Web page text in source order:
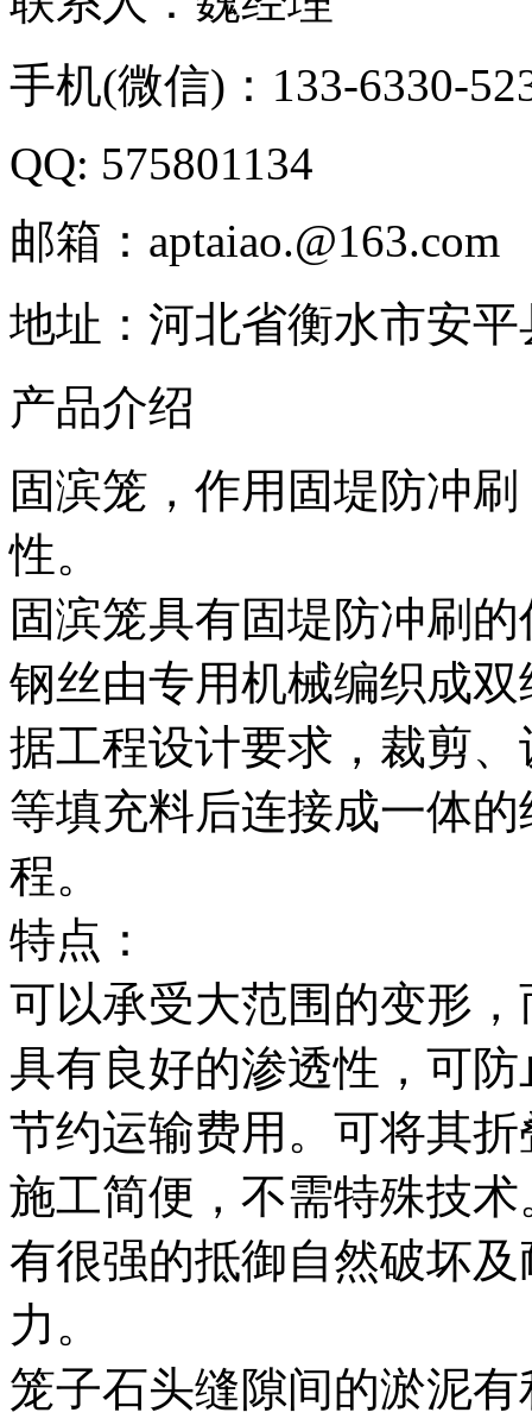
手机(微信)：133-6330-
QQ: 575801134
邮箱：aptaiao.@163.com
地址：河北省衡水市安
产品介绍
固滨笼，作用固堤防冲
性。
固滨笼具有固堤防冲刷
钢丝由专用机械编织成
据工程设计要求，裁剪
等填充料后连接成一体
程。
特点：
可以承受大范围的变形
具有良好的渗透性，可
节约运输费用。可将其
施工简便，不需特殊技术
有很强的抵御自然破坏
力。
笼子石头缝隙间的淤泥